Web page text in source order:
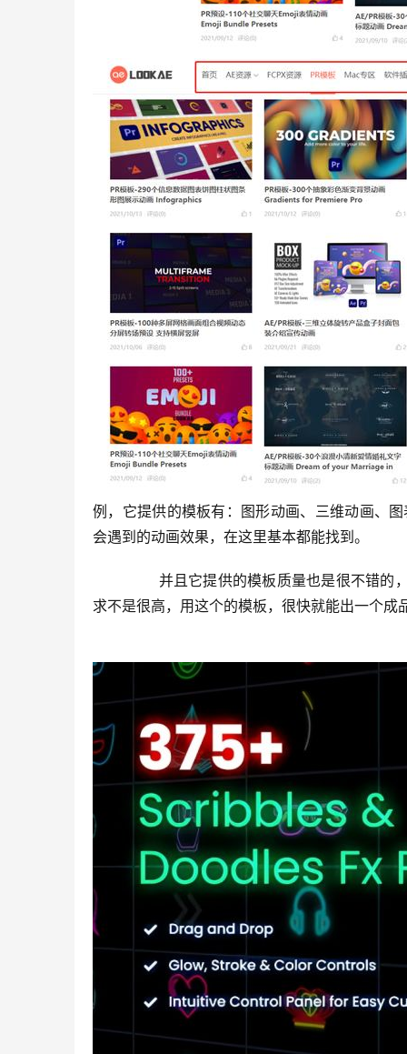
例，它提供的模板有：图形动画、三维动画、
会遇到的动画效果，在这里基本都能找到。
求不是很高，用这个的模板，很快就能出一个成